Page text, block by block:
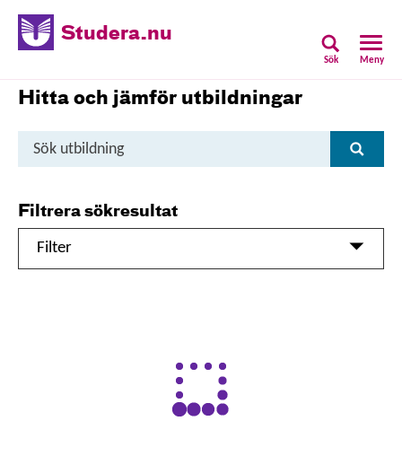
Studera.nu
Sök Meny
Hitta och jämför utbildningar
Sök
Sök
Filtrera sökresultat
Filter